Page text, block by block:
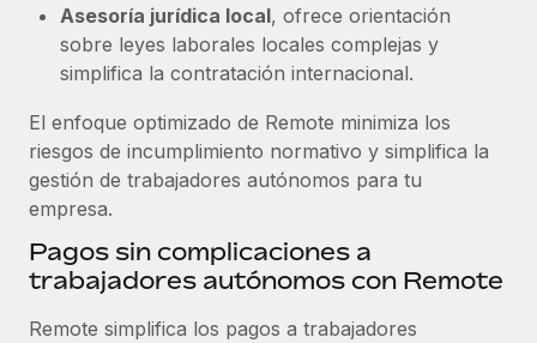
Pento se convierte en un empleador equitativo
con Remote
Gestionar las nóminas internamente es complicado. Tardas
semanas en hacerlo manualmente y, al mes...
Más información
Asesoría jurídica local, ofrece orientación
sobre leyes laborales locales complejas y
simplifica la contratación internacional.
El enfoque optimizado de Remote minimiza los
riesgos de incumplimiento normativo y simplifica la
gestión de trabajadores autónomos para tu
empresa.
Pagos sin complicaciones a
trabajadores autónomos con Remote
Remote simplifica los pagos a trabajadores